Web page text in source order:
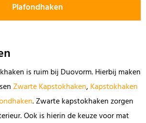
Plafondhaken
is ruim bij Duovorm. Hierbij maken
Zwarte Kapstokhaken, Kapstokhaken
. Zwarte kapstokhaken zorgen
Ook is hierin de keuze voor mat